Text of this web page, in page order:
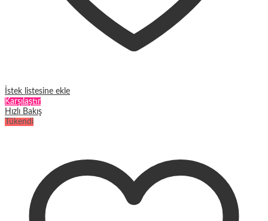
İstek listesine ekle
Karşılaştır
Hızlı Bakış
Tükendi